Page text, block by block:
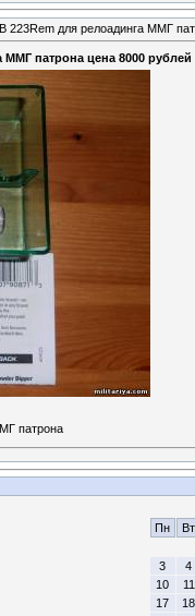
223Rem для релоадинга ММГ
ММГ патрона цена 8000 рублей
патрона
Пн Вт
3
4
10
11
17
18